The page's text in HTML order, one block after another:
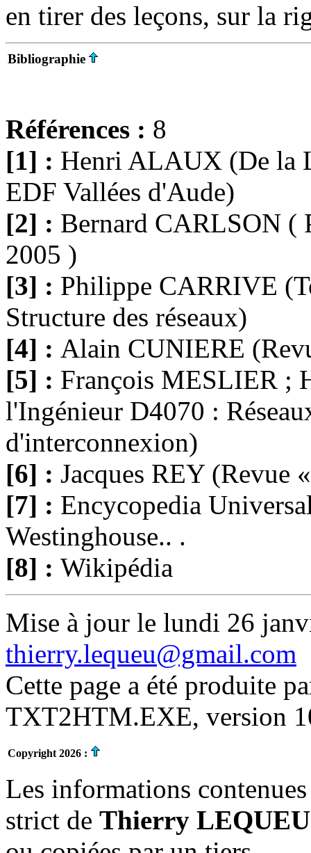
en tirer des leçons, sur la
Bibliographie
Références : 8
[1] : Henri ALAUX (De la
EDF Vallées d'Aude)
[2] : Bernard CARLSON (
2005 )
[3] : Philippe CARRIVE
Structure des réseaux)
[4] : Alain CUNIERE
[5] : François MESLIER ;
l'Ingénieur D4070 :
d'interconnexion)
[6] : Jacques REY (Revue
[7] : Encycopedia
Westinghouse.. .
[8] : Wikipédia
Mise à jour le lundi 26
thierry.lequeu@gmail.com
Cette page a été produite
TXT2HTM.EXE, version
Copyright 2026 :
Les informations
strict de Thierry LEQUEU